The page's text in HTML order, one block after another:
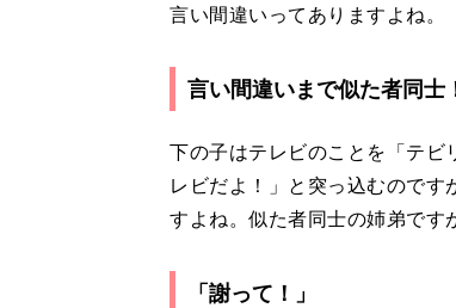
言い間違いってありますよね。
言い間違いまで似た者同士
下の子はテレビのことを「テビ
レビだよ！」と突っ込むのです
すよね。似た者同士の姉弟です
「謝って！」